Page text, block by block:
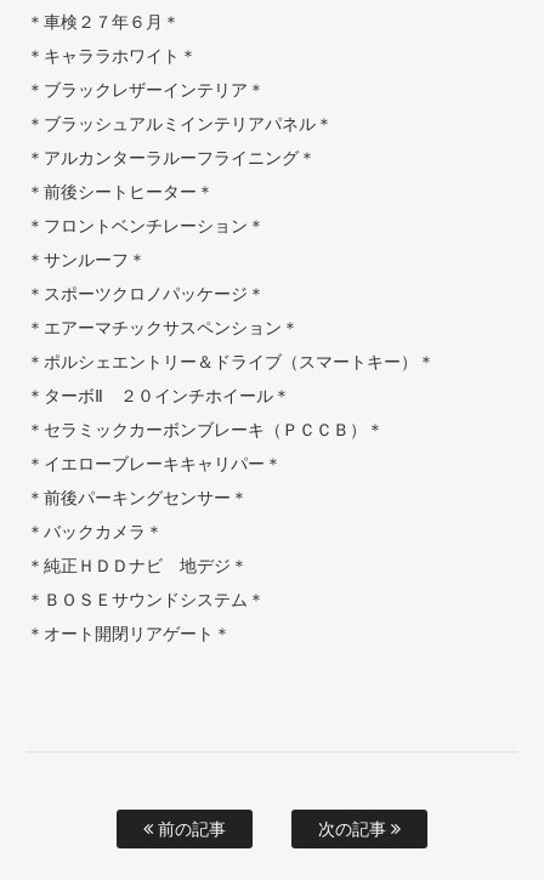
＊車検２７年６月＊
＊キャララホワイト＊
＊ブラックレザーインテリア＊
＊ブラッシュアルミインテリアパネル＊
＊アルカンターラルーフライニング＊
＊前後シートヒーター＊
＊フロントベンチレーション＊
＊サンルーフ＊
＊スポーツクロノパッケージ＊
＊エアーマチックサスペンション＊
＊ポルシェエントリー＆ドライブ（スマートキー）＊
＊ターボⅡ ２０インチホイール＊
＊セラミックカーボンブレーキ（ＰＣＣＢ）＊
＊イエローブレーキキャリパー＊
＊前後パーキングセンサー＊
＊バックカメラ＊
＊純正ＨＤＤナビ 地デジ＊
＊ＢＯＳＥサウンドシステム＊
＊オート開閉リアゲート＊
前の記事 次の記事